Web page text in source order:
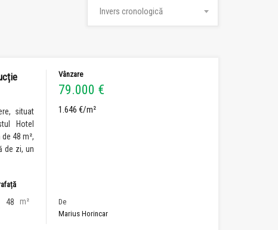
Invers cronologică
situat
Hotel
48 m²,
de zi, un
48 m²
Vânzare
79.000 €
1.646 €/m²
De
Marius Horincar